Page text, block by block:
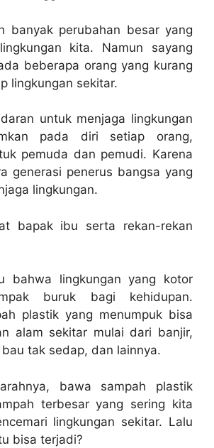
banyak perubahan besar yang
kita. Namun sayang
beberapa orang yang kurang
lingkungan sekitar.
untuk menjaga lingkungan
pada diri setiap orang,
pemuda dan pemudi. Karena
generasi penerus bangsa yang
lingkungan.
bapak ibu serta rekan-rekan
bahwa lingkungan yang kotor
buruk bagi kehidupan.
plastik yang menumpuk bisa
alam sekitar mulai dari banjir,
tak sedap, dan lainnya.
bawa sampah plastik
terbesar yang sering kita
lingkungan sekitar. Lalu
bisa terjadi?